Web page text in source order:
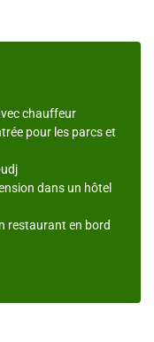
chauffeur
pour les parcs et
dans un hôtel
restaurant en bord